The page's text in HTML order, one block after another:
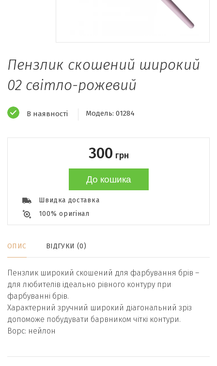
Пензлик скошений широкий
02 світло-рожевий
В наявності Модель: 01284
300 грн
До кошика
Швидка доставка
100% оригінал
ОПИС ВІДГУКИ (0)
Пензлик широкий скошений для фарбування брів –
для любителів ідеально рівного контуру при
фарбуванні брів.
Характерний зручний широкий діагональний зріз
допоможе побудувати барвником чіткі контури.
Ворс: нейлон